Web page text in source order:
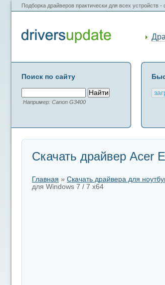
Подборка драйверов практически для всех устройств
Поиск по сайту
Например: Canon G3400
Скачать драйвер Acer
Главная » Скачать драйвера для
для Windows 7 / 7 x64